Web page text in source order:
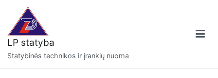
turinio
LP statyba
Statybinės technikos ir įrankių nuoma